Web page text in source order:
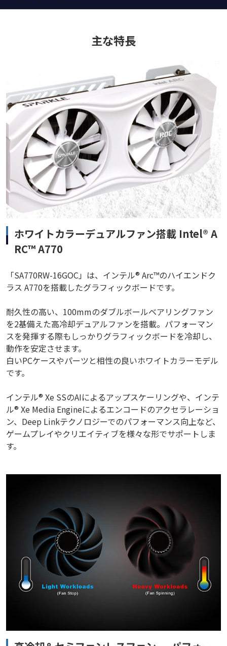
主な特長
ホワイトカラーデュアルファン搭載 Intel® A
RC™ A770
「SA770RW-16GOC」は、インテル® Arc™のハイエンドク
ラス A770を搭載したグラフィックボードです。
耐久性の高い、100mmのダブルボールベアリングファン
を2基備えた高冷却デュアルファンを搭載。パフォーマン
スを発揮する際もしっかりグラフィックボードを冷却し、
動作を安定させます。
白いPCケースやパーツと相性の良いホワイトカラーモデル
です。
インテル® Xe SSのAIによるアップスケーリングや、インテ
ル® Xe Media Engineによるエンコードのアクセラレーショ
ン、Deep Linkテクノロジーでのパフォーマンス向上など、
ゲームプレイやクリエイティブを様々な形でサポートしま
す。